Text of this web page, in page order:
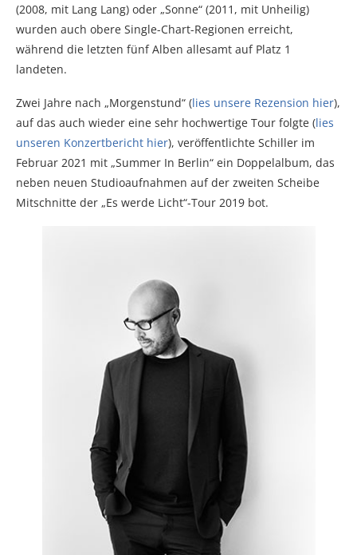
(2008, mit Lang Lang) oder „Sonne“ (2011, mit Unheilig)
wurden auch obere Single-Chart-Regionen erreicht,
während die letzten fünf Alben allesamt auf Platz 1
landeten.
Zwei Jahre nach „Morgenstund“ (lies unsere Rezension hier),
auf das auch wieder eine sehr hochwertige Tour folgte (lies
unseren Konzertbericht hier), veröffentlichte Schiller im
Februar 2021 mit „Summer In Berlin“ ein Doppelalbum, das
neben neuen Studioaufnahmen auf der zweiten Scheibe
Mitschnitte der „Es werde Licht“-Tour 2019 bot.